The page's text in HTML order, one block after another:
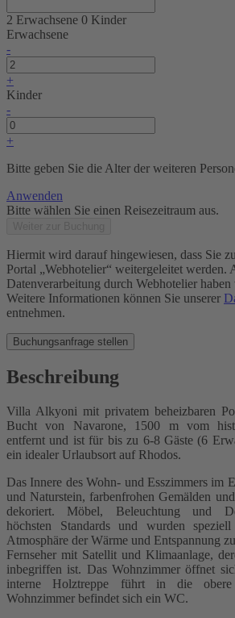
2 Erwachsene 0 Kinder
Erwachsene
-
+
Kinder
-
+
Bitte geben Sie die Alter der weiteren
Anwenden
Bitte wählen Sie einen Reisezeitraum aus.
Hiermit wird darauf hingewiesen, dass Sie
Portal „Webhotelier“ weitergeleitet werden.
Datenverarbeitung durch Webhotelier
Weitere Informationen können Sie unserer
entnehmen.
Buchungsanfrage stellen
Beschreibung
Villa Alkyoni mit privatem beheizbaren
Bucht von Navarone, 1500 m vom
entfernt und ist für bis zu 6-8 Gäste (6
ein idealer Urlaubsort auf Rhodos.
Das Innere des Wohn- und Esszimmers im
und Naturstein, farbenfrohen Gemälden
dekoriert. Möbel, Beleuchtung und
höchsten Standards und wurden
Atmosphäre der Wärme und Entspannung
Fernseher mit Satellit und Klimaanlage,
inbegriffen ist. Das Wohnzimmer öffnet
interne Holztreppe führt in die
Wohnzimmer befindet sich ein WC.